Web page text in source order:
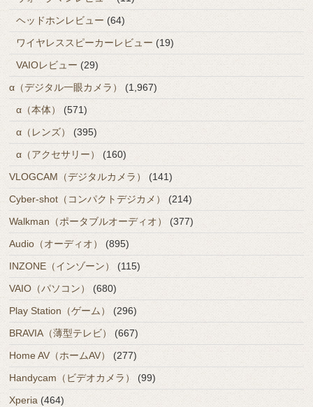
ヘッドホンレビュー (64)
ワイヤレススピーカーレビュー (19)
VAIOレビュー (29)
α（デジタル一眼カメラ）
(1,967)
α（本体）
(571)
α（レンズ）
(395)
α（アクセサリー）
(160)
VLOGCAM（デジタルカメラ）
(141)
Cyber-shot（コンパクトデジカメ）
(214)
Walkman（ポータブルオーディオ）
(377)
Audio（オーディオ）
(895)
INZONE（インゾーン）
(115)
VAIO（パソコン）
(680)
Play Station（ゲーム）
(296)
BRAVIA（薄型テレビ）
(667)
Home AV（ホームAV）
(277)
Handycam（ビデオカメラ）
(99)
Xperia (464)